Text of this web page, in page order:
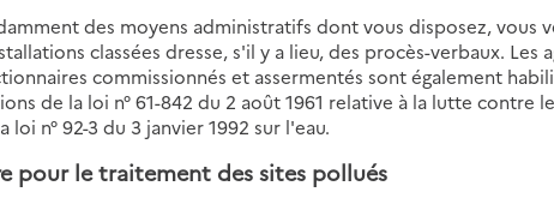
des moyens administratifs dont vous disposez, vous
classées dresse, s'il y a lieu, des procès-verbaux. Les
commissionnés et assermentés sont également
de la loi n° 61-842 du 2 août 1961 relative à la lutte contre
n° 92-3 du 3 janvier 1992 sur l'eau.
pour le traitement des sites pollués